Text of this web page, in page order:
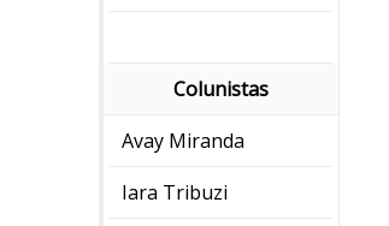
Colunistas
Avay Miranda
Iara Tribuzi